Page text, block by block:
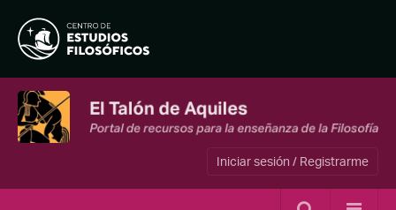
Iniciar sesión / Registrarme